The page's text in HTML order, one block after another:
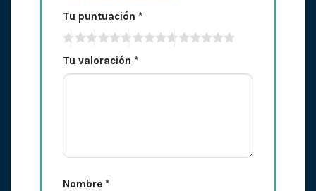
Tu puntuación *
Tu valoración *
Nombre *